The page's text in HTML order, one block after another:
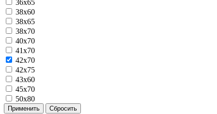
36x65
38x60
38x65
38x70
40x70
41x70
42x70
42x75
43x60
45x70
50x80
Применить Сбросить